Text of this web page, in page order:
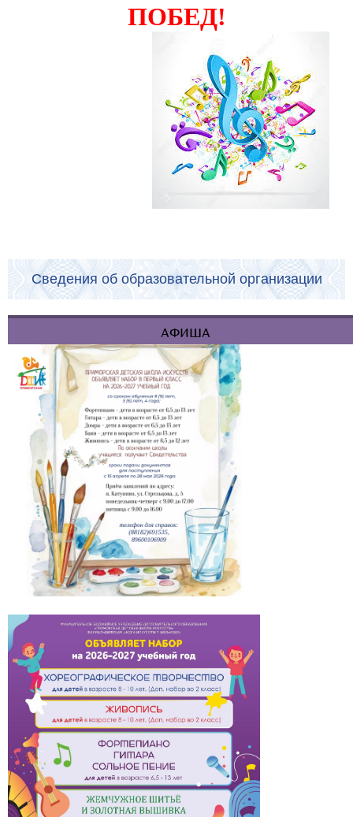
ПОБЕД!
Сведения об образовательной организации
АФИША